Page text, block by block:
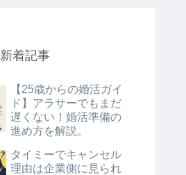
新着記事
【25歳からの婚活ガイ
ド】アラサーでもまだ
遅くない！婚活準備の
進め方を解説。
タイミーでキャンセル
理由は企業側に見られ